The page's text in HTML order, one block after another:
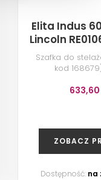
Elita Indus
Lincoln
Szafka do
kod
633,60
ZOBACZ
Dostępność: na